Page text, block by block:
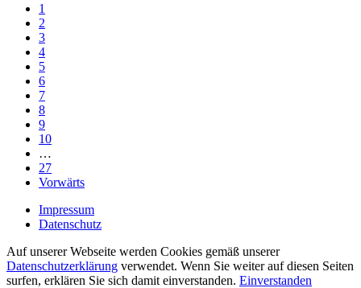
1
2
3
4
5
6
7
8
9
10
…
27
Vorwärts
Impressum
Datenschutz
Auf unserer Webseite werden Cookies gemäß unserer
Datenschutzerklärung verwendet. Wenn Sie weiter auf diesen Seiten
surfen, erklären Sie sich damit einverstanden. Einverstanden